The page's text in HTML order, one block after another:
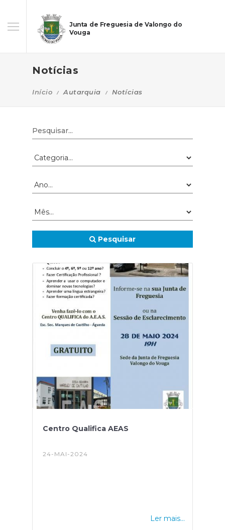
Junta de Freguesia de Valongo do
Vouga
Notícias
Início Autarquia Notícias
Pesquisar
Centro Qualifica AEAS
24-MAI-2024
Ler mais...